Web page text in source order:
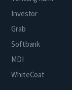
Investor
Grab
Softbank
MDI
WhiteCoat